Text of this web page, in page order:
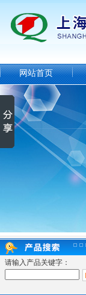
网站首页
请输入产品关键字：